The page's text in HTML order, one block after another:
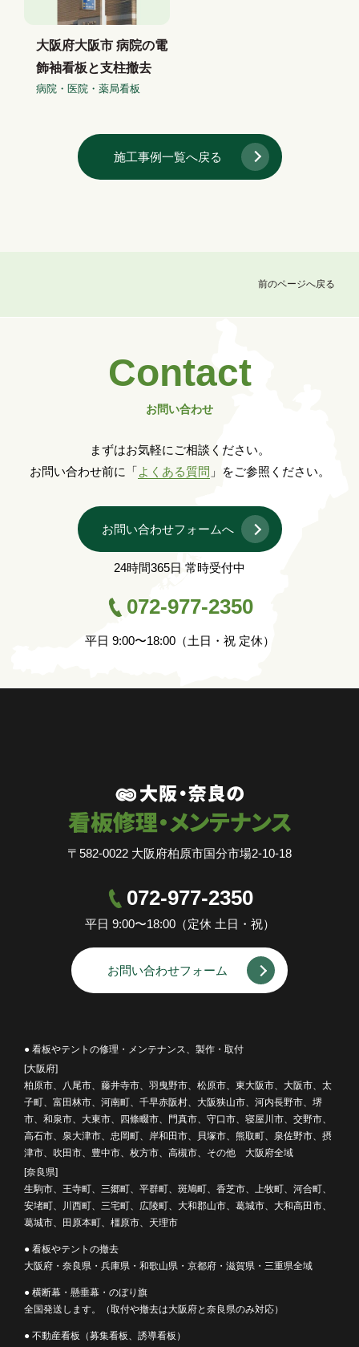
大阪府大阪市 病院の電
飾袖看板と支柱撤去
病院・医院・薬局看板
施工事例一覧へ戻る
前のページへ戻る
Contact
お問い合わせ
まずはお気軽にご相談ください。
お問い合わせ前に「よくある質問 」をご参照ください。
お問い合わせフォームへ
24時間365日 常時受付中
072-977-2350
平日 9:00〜18:00（土日・祝 定休）
〒582-0022 大阪府柏原市国分市場2-10-18
072-977-2350
平日 9:00〜18:00（定休 土日・祝）
お問い合わせフォーム
● 看板やテントの修理・メンテナンス、製作・取付
[大阪府]
柏原市、八尾市、藤井寺市、羽曳野市、松原市、東大阪市、大阪市、太
子町、富田林市、河南町、千早赤阪村、大阪狭山市、河内長野市、堺
市、和泉市、大東市、四條畷市、門真市、守口市、寝屋川市、交野市、
高石市、泉大津市、忠岡町、岸和田市、貝塚市、熊取町、泉佐野市、摂
津市、吹田市、豊中市、枚方市、高槻市、その他 大阪府全域
[奈良県]
生駒市、王寺町、三郷町、平群町、斑鳩町、香芝市、上牧町、河合町、
安堵町、川西町、三宅町、広陵町、大和郡山市、葛城市、大和高田市、
葛城市、田原本町、橿原市、天理市
● 看板やテントの撤去
大阪府・奈良県・兵庫県・和歌山県・京都府・滋賀県・三重県全域
● 横断幕・懸垂幕・のぼり旗
全国発送します。（取付や撤去は大阪府と奈良県のみ対応）
● 不動産看板（募集看板、誘導看板）